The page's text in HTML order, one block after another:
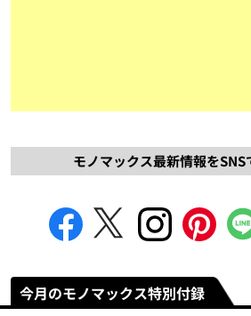
モノマックス最新情報をSNS
今月のモノマックス特別付録